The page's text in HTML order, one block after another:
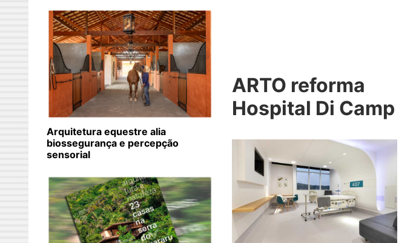
ARTO reforma
Hospital Di Camp
Arquitetura equestre alia
biossegurança e percepção
sensorial